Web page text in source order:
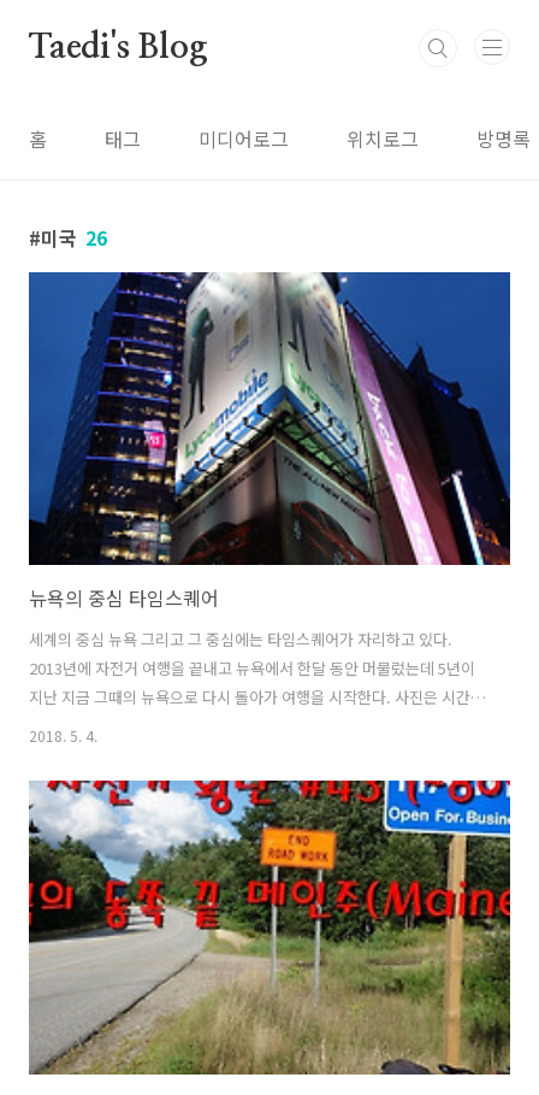
Taedi's Blog
홈 태그 미디어로그 위치로그 방명록
미국 26
뉴욕의 중심 타임스퀘어
세계의 중심 뉴욕 그리고 그 중심에는 타임스퀘어가 자리하고 있다.
2013년에 자전거 여행을 끝내고 뉴욕에서 한달 동안 머물렀는데 5년이
지난 지금 그때의 뉴욕으로 다시 돌아가 여행을 시작한다. 사진은 시간순
이 아니라 뉴욕의 곳곳을 테마별로 이야기 해 보려 한다. 어려서 뉴욕은
보고 싶었지만 내나이 만 38살에 그 기나긴 꿈을 이루게 되었다. 3달동안
의 미국 자전거 횡단이 끝난 후 얼마 지나지 않은 시점, 몸은 피곤하고 힘
들었지만 뉴욕은 틈을 주지 않았다. 둘러볼 곳은 많은데 어디서부터 시작
해야 할지 좀처럼 감이 서질 않았다. 퀸즈 플러싱에 위치한 한국인 민박
집에 여장을 풀고 며칠동안 쉬며 뉴욕 과의 첫만남을 학수고대 했다. 마
침 인..
2018. 5. 4.